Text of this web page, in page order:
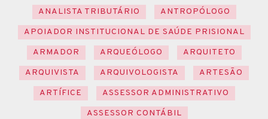
ANALISTA TRIBUTÁRIO
ANTROPÓLOGO
APOIADOR INSTITUCIONAL DE SAÚDE PRISIONAL
ARMADOR
ARQUEÓLOGO
ARQUITETO
ARQUIVISTA
ARQUIVOLOGISTA
ARTESÃO
ARTÍFICE
ASSESSOR ADMINISTRATIVO
ASSESSOR CONTÁBIL